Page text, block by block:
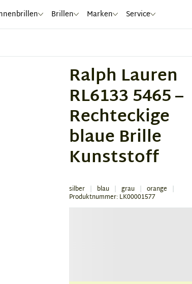
Brillen Marken Service
Ralph Lauren
RL6133 5465 –
Rechteckige
blaue Brille
Kunststoff
silber blau grau orange
Produktnummer: LK00001577